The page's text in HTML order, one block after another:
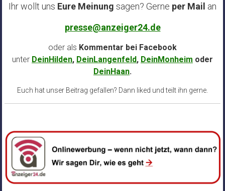
Ihr wollt uns Eure Meinung sagen? Gerne per Mail an
presse@anzeiger24.de
oder als Kommentar bei Facebook
unter DeinHilden, DeinLangenfeld, DeinMonheim oder
DeinHaan.
Euch hat unser Beitrag gefallen? Dann liked und teilt ihn gerne.